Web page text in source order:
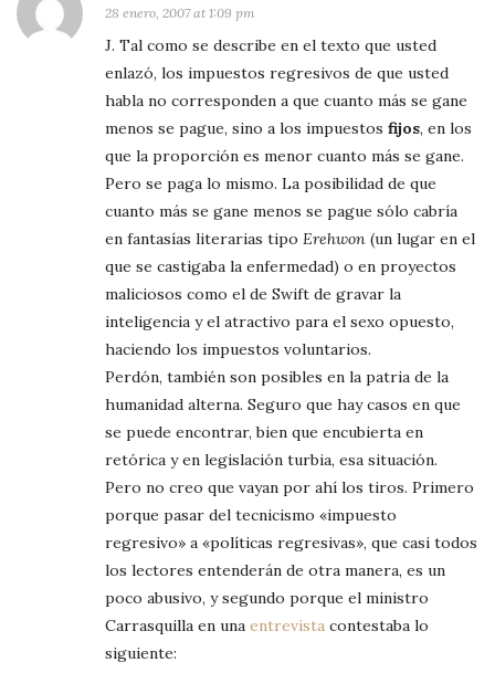
28 enero, 2007 at 1:09 pm
J. Tal como se describe en el texto que usted
enlazó, los impuestos regresivos de que usted
habla no corresponden a que cuanto más se gane
menos se pague, sino a los impuestos fijos, en los
que la proporción es menor cuanto más se gane.
Pero se paga lo mismo. La posibilidad de que
cuanto más se gane menos se pague sólo cabría
en fantasías literarias tipo Erehwon (un lugar en el
que se castigaba la enfermedad) o en proyectos
maliciosos como el de Swift de gravar la
inteligencia y el atractivo para el sexo opuesto,
haciendo los impuestos voluntarios.
Perdón, también son posibles en la patria de la
humanidad alterna. Seguro que hay casos en que
se puede encontrar, bien que encubierta en
retórica y en legislación turbia, esa situación.
Pero no creo que vayan por ahí los tiros. Primero
porque pasar del tecnicismo «impuesto
regresivo» a «políticas regresivas», que casi todos
los lectores entenderán de otra manera, es un
poco abusivo, y segundo porque el ministro
Carrasquilla en una entrevista contestaba lo
siguiente: